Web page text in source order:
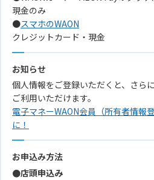
現金のみ
●スマホのWAON
クレジットカード・現金
お知らせ
個人情報をご登録いただくと、さら
ご利用いただけます。
電子マネーWAON会員（所有者情報
に！
お申込み方法
●店頭申込み